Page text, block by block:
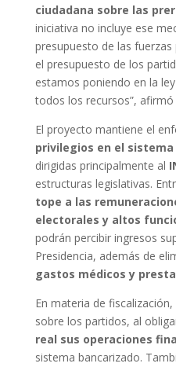
ciudadana sobre las
iniciativa no incluye ese
presupuesto de las
el presupuesto de los
estamos poniendo en la
todos los recursos”,
El proyecto mantiene el
privilegios en el
dirigidas principalmente al
estructuras legislativas.
tope a las
electorales y altos
podrán percibir ingresos
Presidencia, además de
gastos médicos y
En materia de
sobre los partidos, al
real sus operaciones
sistema bancarizado.